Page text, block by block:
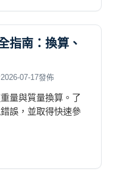
指南：換算、
07-17發佈
量與質量換算。了
誤，並取得快速參